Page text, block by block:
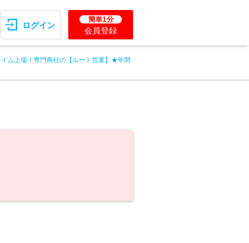
ログイン
簡単1分
会員登録
イム上場！専門商社の【ルート営業】★年間